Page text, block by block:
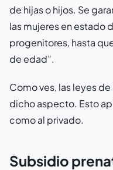
de hijas o hijos. Se
las mujeres en estado
progenitores, hasta
de edad”.
Como ves, las leyes
dicho aspecto. Esto
como al privado.
Subsidio